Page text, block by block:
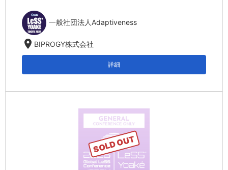
一般社団法人Adaptiveness
location_on BIPROGY株式会社
詳細
SOLD OUT